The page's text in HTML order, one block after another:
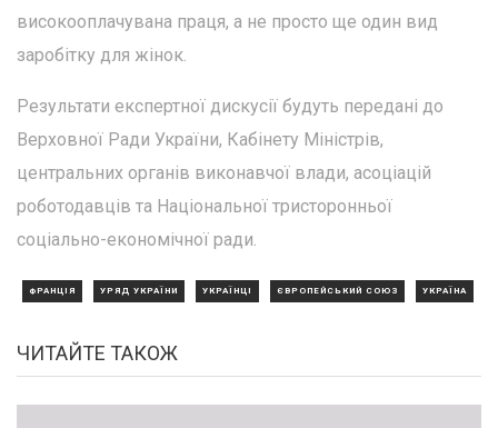
високооплачувана праця, а не просто ще один вид
заробітку для жінок.
Результати експертної дискусії будуть передані до
Верховної Ради України, Кабінету Міністрів,
центральних органів виконавчої влади, асоціацій
роботодавців та Національної тристоронньої
соціально-економічної ради.
ФРАНЦІЯ УРЯД УКРАЇНИ УКРАЇНЦІ ЄВРОПЕЙСЬКИЙ СОЮЗ УКРАЇНА
ЧИТАЙТЕ ТАКОЖ